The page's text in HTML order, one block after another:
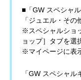
■「GW スペシャ
「ジュエル・そ
※スペシャルショ
ョップ］タブを選
※マイページに表
「GW スペシャ